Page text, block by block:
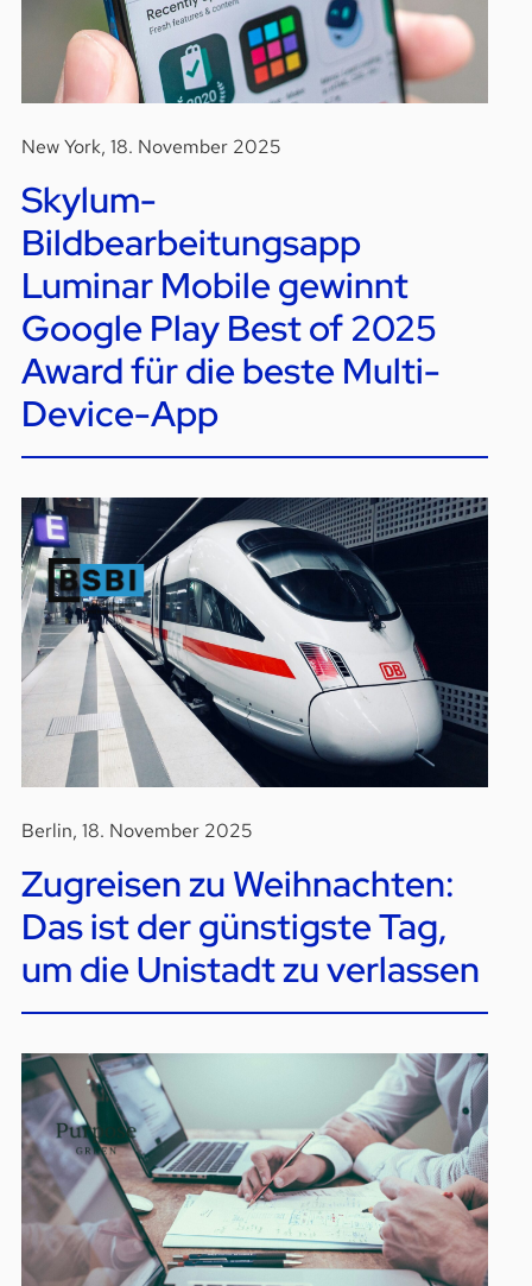
New York, 18. November 2025
Skylum-
Bildbearbeitungsapp
Luminar Mobile gewinnt
Google Play Best of 2025
Award für die beste Multi-
Device-App
Berlin, 18. November 2025
Zugreisen zu Weihnachten:
Das ist der günstigste Tag,
um die Unistadt zu verlassen